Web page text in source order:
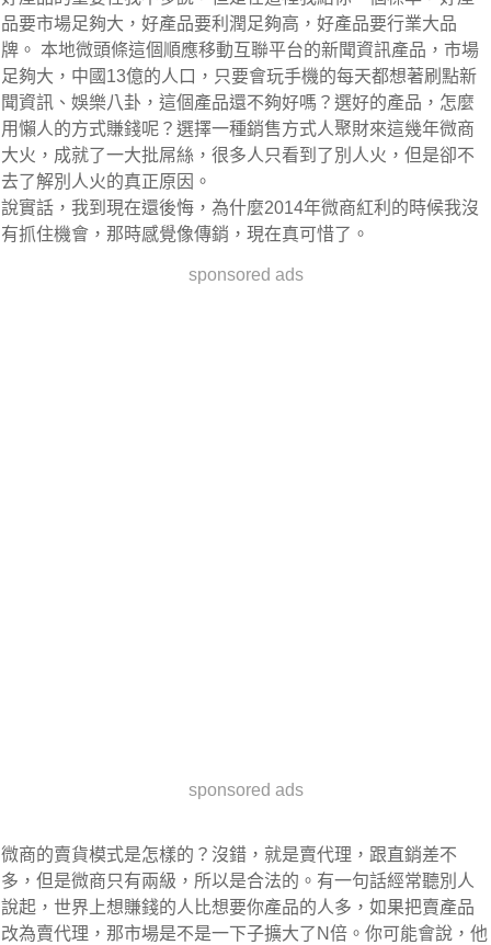
品要市場足夠大，好產品要利潤足夠高，好產品要行業大品
牌。 本地微頭條這個順應移動互聯平台的新聞資訊產品，市場
足夠大，中國13億的人口，只要會玩手機的每天都想著刷點新
聞資訊、娛樂八卦，這個產品還不夠好嗎？選好的產品，怎麼
用懶人的方式賺錢呢？選擇一種銷售方式人聚財來這幾年微商
大火，成就了一大批屌絲，很多人只看到了別人火，但是卻不
去了解別人火的真正原因。
說實話，我到現在還後悔，為什麼2014年微商紅利的時候我沒
有抓住機會，那時感覺像傳銷，現在真可惜了。
sponsored ads
sponsored ads
微商的賣貨模式是怎樣的？沒錯，就是賣代理，跟直銷差不
多，但是微商只有兩級，所以是合法的。有一句話經常聽別人
說起，世界上想賺錢的人比想要你產品的人多，如果把賣產品
改為賣代理，那市場是不是一下子擴大了N倍。你可能會說，他